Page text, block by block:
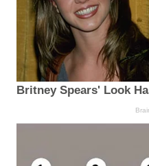
Britney Spears' Look